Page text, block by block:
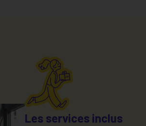
Les services inclus